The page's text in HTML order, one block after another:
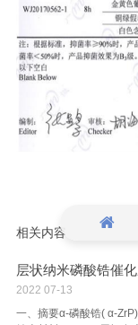
相关内容
层状纳米磷酸锆催
2022 07-13
一、摘要α-磷酸锆( α-